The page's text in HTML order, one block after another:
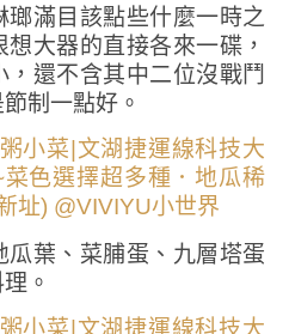
滿目該點些什麼一時之
大器的直接各來一碟，
還不含其中二位沒戰鬥
制一點好。
葉、菜脯蛋、九層塔蛋
。